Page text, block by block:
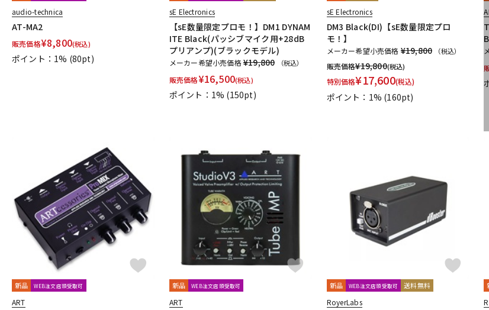
Roswell Pro Audio
RUPERT NEVE DESIGNS Samar Audio Design
Shadow Hills Industries
SHINYA’S STUDIO SHIZUKA SHURE SLR Studios SONTRONICS
Superlux SUZUKI Sym・Proceed
T-Z
TAKACHI TAMA TASCAM tc electronic TC helicon Teenage Engineering
TRUE DYNA TUBE-TECH ULTIMATE ULTRASONE Umbrella Company
Vertigo Sound Vintech Audio V-MODA Vocal Mist
audio-technica
AT-MA2
販売価格¥8,800(税込)
ポイント：1% (80pt)
sE Electronics
【sE数量限定プロモ！】DM1 DYNAM
ITE Black(パッシブマイク用+28dB
プリアンプ)(ブラックモデル)
メーカー希望小売価格¥19,800 （税込）
販売価格¥16,500(税込)
ポイント：1% (150pt)
sE Electronics
DM3 Black(DI)【sE数量限定プロ
モ！】
メーカー希望小売価格 ¥19,800 （税込）
販売価格¥19,800(税込)
特別価格¥17,600(税込)
ポイント：1% (160pt)
新品 WEB注文店頭受取可
ART
新品 WEB注文店頭受取可
ART
新品 WEB注文店頭受取可 送料無料
RoyerLabs